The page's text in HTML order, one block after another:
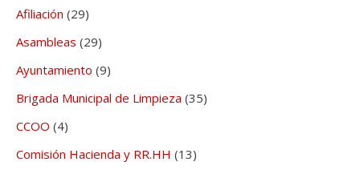
Afiliación (29)
Asambleas (29)
Ayuntamiento (9)
Brigada Municipal de Limpieza (35)
CCOO (4)
Comisión Hacienda y RR.HH (13)